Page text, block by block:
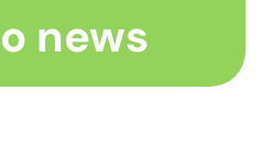
news